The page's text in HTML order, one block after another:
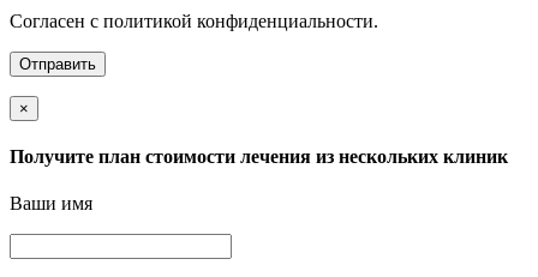
Согласен с политикой конфиденциальности.
×
Получите план стоимости лечения из нескольких клиник
Ваши имя